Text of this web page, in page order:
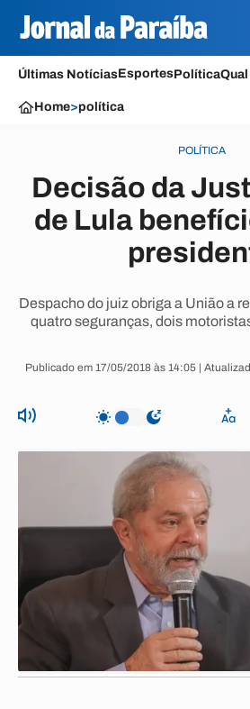
Últimas NotíciasEsportesPolítica
Home>política
POLÍTICA
Decisão da
de Lula
Despacho do juiz obriga a União a
quatro seguranças, dois
Publicado em 17/05/2018 às 14:05 |